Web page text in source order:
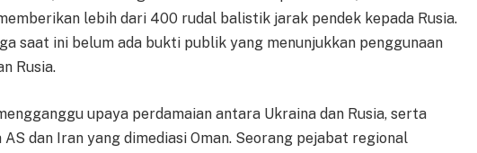
lebih dari 400 rudal balistik jarak pendek kepada Rusia.
saat ini belum ada bukti publik yang menunjukkan penggunaan
Rusia.
upaya perdamaian antara Ukraina dan Rusia, serta
dan Iran yang dimediasi Oman. Seorang pejabat regional